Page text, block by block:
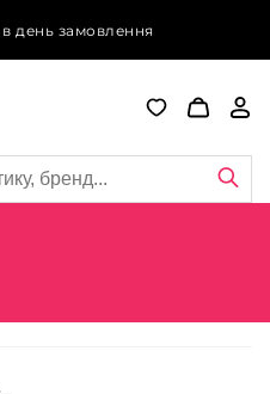
в день замовлення